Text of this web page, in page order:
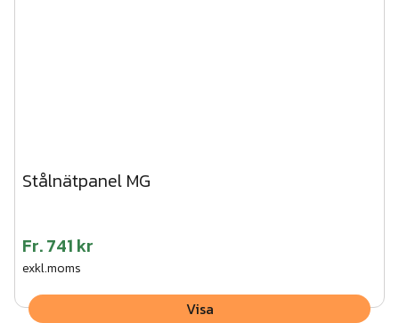
Stålnätpanel MG
Fr.741 kr
exkl.moms
Visa